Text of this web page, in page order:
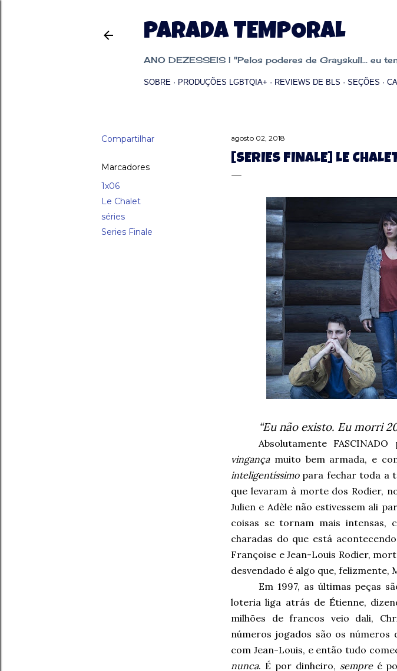
PARADA TEMPORAL
ANO DEZESSEIS | "Pelos poderes de Grayskull... eu
SOBRE PRODUÇÕES LGBTQIA+ REVIEWS DE BLS SEÇÕES
Compartilhar
Marcadores
1x06
Le Chalet
séries
Series Finale
agosto 02, 2018
[SERIES FINALE] LE
“Eu não existo. Eu morri
Absolutamente
vingançamuito bem armada, e
inteligentíssimopara fechar toda a
que levaram à morte dos Rodier,
Julien e Adèle não estivessem ali
coisas se tornam mais intensas,
charadas do que está
Françoise e Jean-Louis Rodier,
desvendado é algo que, felizmente,
Em 1997, as últimas peças
loteria liga atrás de Étienne,
milhões de francos veio dali,
números jogados são os
com Jean-Louis, e então tudo
nunca. É por dinheiro, sempreé